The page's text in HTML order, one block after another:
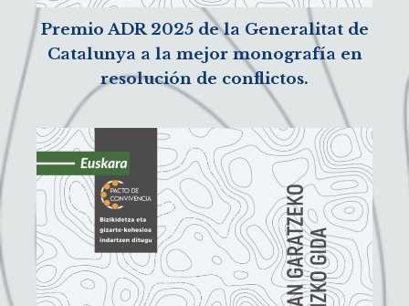
Premio ADR 2025 de la Generalitat de
Catalunya a la mejor monografía en
resolución de conflictos.